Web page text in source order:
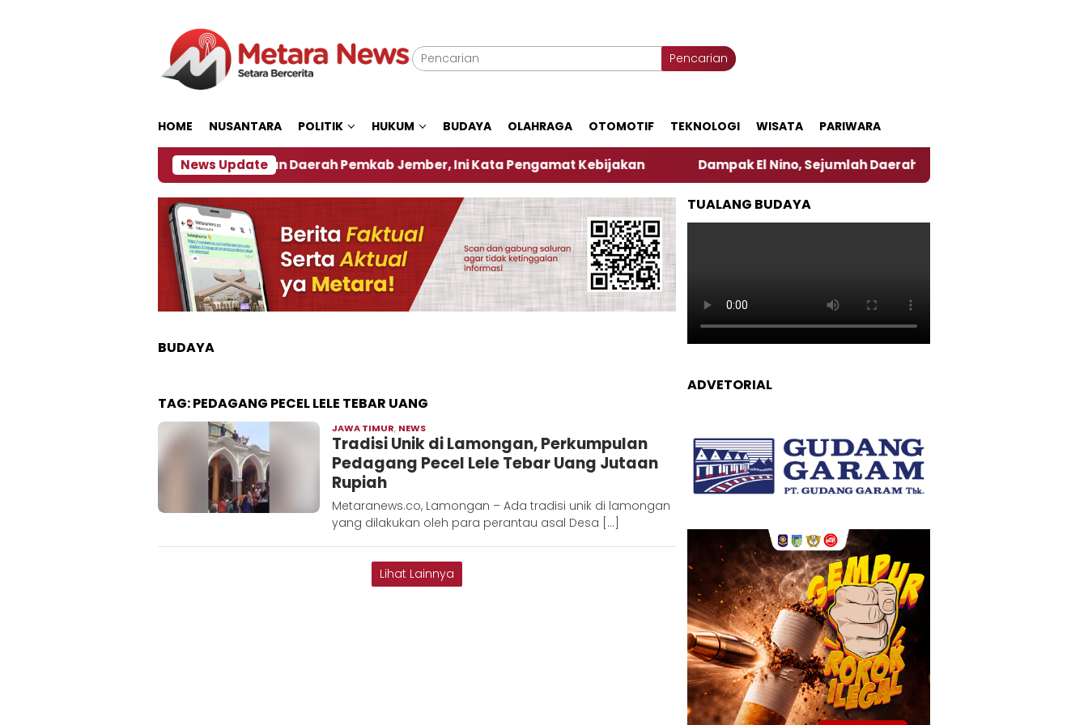
Pencarian
HOME NUSANTARA POLITIK HUKUM BUDAYA OLAHRAGA OTOMOTIF TEKNOLOGI WISATA PARIWARA
News Update
‎Soal Rencana Pinjaman Daerah Pemkab Jember, Ini Kata Pengamat Kebijakan ‎ Dampak El Nino, Sejumlah Daerah di Jember Alami Krisi Air
BUDAYA
TAG:PEDAGANG PECEL LELE TEBAR UANG
JAWA TIMUR, NEWS
Metara
Tradisi Unik di Lamongan, Perkumpulan
Pedagang Pecel Lele Tebar Uang Jutaan
Rupiah
Metaranews.co, Lamongan – Ada tradisi unik di lamongan
yang dilakukan oleh para perantau asal Desa […]
Lihat Lainnya
TUALANG BUDAYA
ADVETORIAL